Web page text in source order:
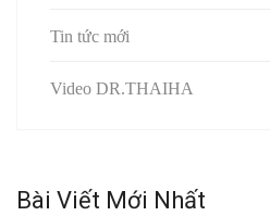
Tin tức mới
Video DR.THAIHA
Bài Viết Mới Nhất